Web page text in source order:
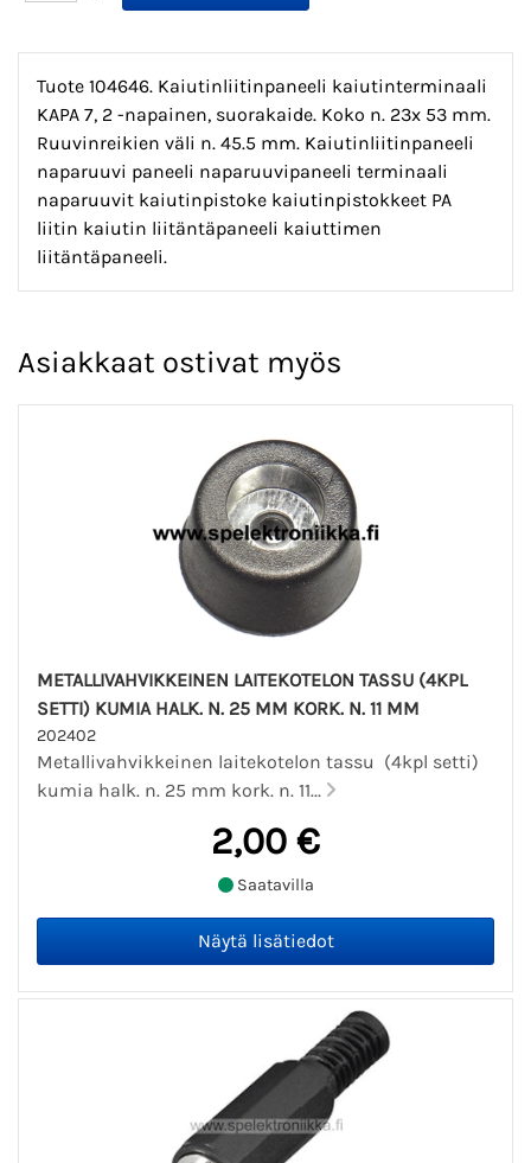
Tuote 104646. Kaiutinliitinpaneeli kaiutinterminaali
KAPA 7, 2 -napainen, suorakaide. Koko n. 23x 53 mm.
Ruuvinreikien väli n. 45.5 mm. Kaiutinliitinpaneeli
naparuuvi paneeli naparuuvipaneeli terminaali
naparuuvit kaiutinpistoke kaiutinpistokkeet PA
liitin kaiutin liitäntäpaneeli kaiuttimen
liitäntäpaneeli.
Asiakkaat ostivat myös
METALLIVAHVIKKEINEN LAITEKOTELON TASSU (4KPL
SETTI) KUMIA HALK. N. 25 MM KORK. N. 11 MM
202402
Metallivahvikkeinen laitekotelon tassu (4kpl setti)
kumia halk. n. 25 mm kork. n. 11...
2,00 €
Saatavilla